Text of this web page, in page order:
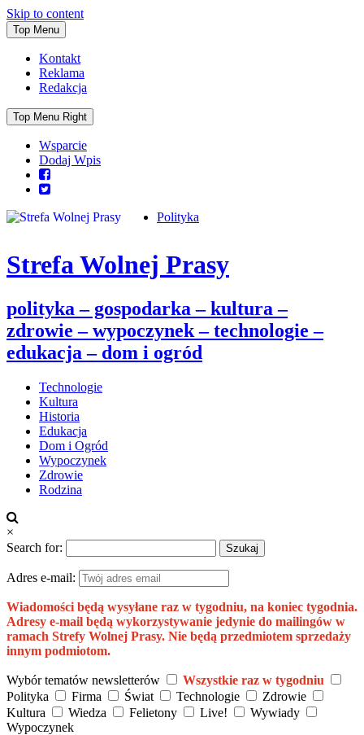
Skip to content
Top Menu
Kontakt
Reklama
Redakcja
Top Menu Right
Wsparcie
Dodaj Wpis
Strefa Wolnej Prasy
polityka – gospodarka – kultura –
zdrowie – wypoczynek – technologie –
edukacja – dom i ogród
Polityka
Technologie
Kultura
Historia
Edukacja
Dom i Ogród
Wypoczynek
Zdrowie
Rodzina
×
Search for:
Adres e-mail:
Wiadomości będą wysyłane raz w tygodniu, na koniec tygodnia.
Adresy e-mail będą wykorzystywanie jedynie do mailingów w
ramach Strefy Wolnej Prasy. Nie będą przedmiotem sprzedaży
innym podmiotom.
Wybór tematów newsletterów
Wszystkie raz w tygodniu
Polityka
Firma Świat Technologie
Zdrowie
Kultura
Wiedza Felietony Live!
Wywiady
Wypoczynek